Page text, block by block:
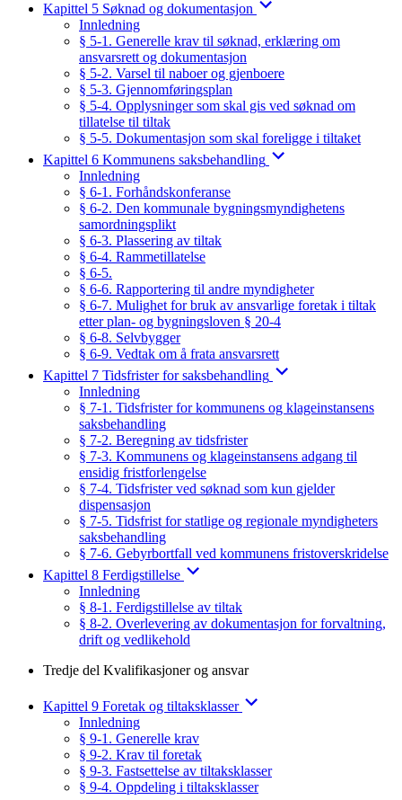
Kapittel 5 Søknad og dokumentasjon
Innledning
§ 5-1. Generelle krav til søknad, erklæring om
ansvarsrett og dokumentasjon
§ 5-2. Varsel til naboer og gjenboere
§ 5-3. Gjennomføringsplan
§ 5-4. Opplysninger som skal gis ved søknad om
tillatelse til tiltak
§ 5-5. Dokumentasjon som skal foreligge i tiltaket
Kapittel 6 Kommunens saksbehandling
Innledning
§ 6-1. Forhåndskonferanse
§ 6-2. Den kommunale bygningsmyndighetens
samordningsplikt
§ 6-3. Plassering av tiltak
§ 6-4. Rammetillatelse
§ 6-5.
§ 6-6. Rapportering til andre myndigheter
§ 6-7. Mulighet for bruk av ansvarlige foretak i tiltak
etter plan- og bygningsloven § 20-4
§ 6-8. Selvbygger
§ 6-9. Vedtak om å frata ansvarsrett
Kapittel 7 Tidsfrister for saksbehandling
Innledning
§ 7-1. Tidsfrister for kommunens og klageinstansens
saksbehandling
§ 7-2. Beregning av tidsfrister
§ 7-3. Kommunens og klageinstansens adgang til
ensidig fristforlengelse
§ 7-4. Tidsfrister ved søknad som kun gjelder
dispensasjon
§ 7-5. Tidsfrist for statlige og regionale myndigheters
saksbehandling
§ 7-6. Gebyrbortfall ved kommunens fristoverskridelse
Kapittel 8 Ferdigstillelse
Innledning
§ 8-1. Ferdigstillelse av tiltak
§ 8-2. Overlevering av dokumentasjon for forvaltning,
drift og vedlikehold
Tredje del Kvalifikasjoner og ansvar
Kapittel 9 Foretak og tiltaksklasser
Innledning
§ 9-1. Generelle krav
§ 9-2. Krav til foretak
§ 9-3. Fastsettelse av tiltaksklasser
§ 9-4. Oppdeling i tiltaksklasser